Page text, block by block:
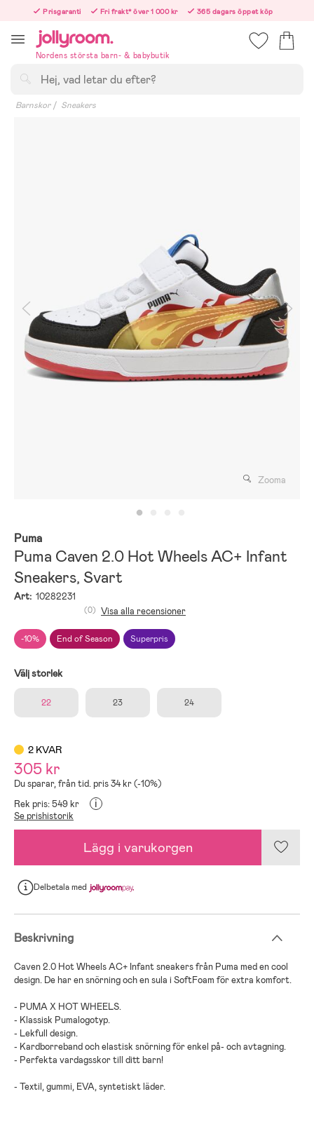
innehållet
Prisgaranti Fri frakt* över 1 000 kr
365 dagars öppet köp
Nordens största barn- & babybutik
Barnskor Sneakers
Zooma
Puma
Puma Caven 2.0 Hot Wheels AC+ Infant
Sneakers, Svart
Art: 10282231
-10% End of Season Superpris
(0) Visa alla recensioner
Välj storlek
22 23 24
2 KVAR
305 kr
Du sparar, från tid. pris 34 kr (-10%)
Rek pris: 549 kr
i
Se prishistorik
Lägg i varukorgen
Delbetalamed
Beskrivning
Caven 2.0 Hot Wheels AC+ Infant sneakers från Puma med en cool
design. De har en snörning och en sula i SoftFoam för extra komfort.
- PUMA X HOT WHEELS.
- Klassisk Pumalogotyp.
- Lekfull design.
- Kardborreband och elastisk snörning för enkel på- och avtagning.
- Perfekta vardagsskor till ditt barn!
- Textil, gummi, EVA, syntetiskt läder.